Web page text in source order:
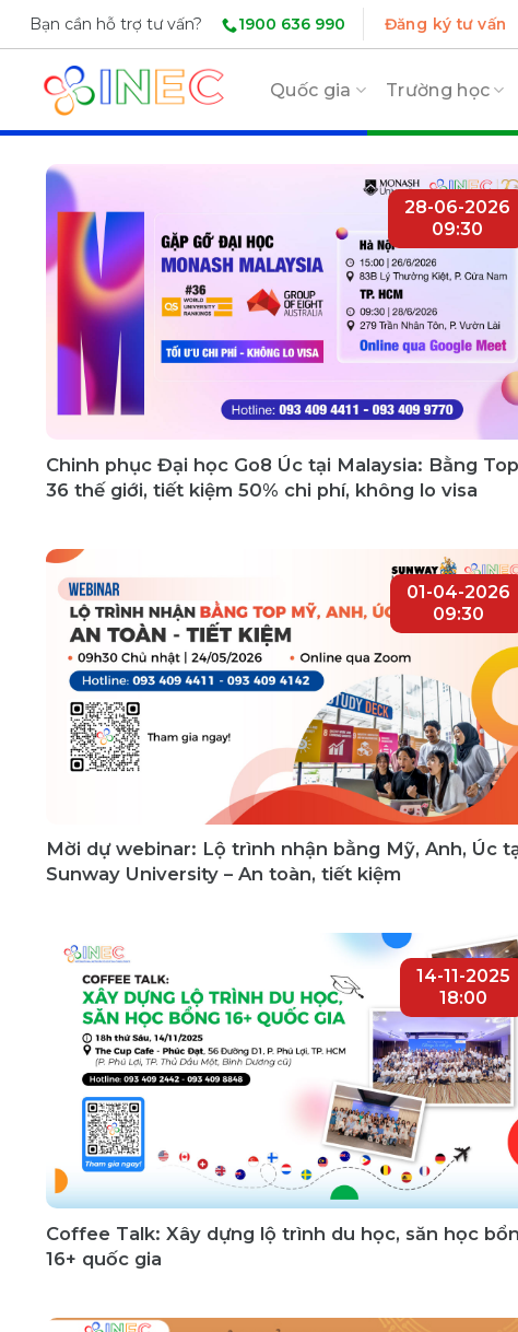
Skip
content
Bạn cần hỗ trợ tư vấn? 1900 636 990 Đăng ký tư vấn
Quốc gia Trường học
Chinh phục Đại học Go8 Úc tại Malaysia: Bằng Top
36 thế giới, tiết kiệm 50% chi phí, không lo visa
28-06-2026
09:30
Mời dự webinar: Lộ trình nhận bằng Mỹ, Anh, Úc
Sunway University – An toàn, tiết kiệm
01-04-2026
09:30
Coffee Talk: Xây dựng lộ trình du học, săn học
16+ quốc gia
14-11-2025
18:00